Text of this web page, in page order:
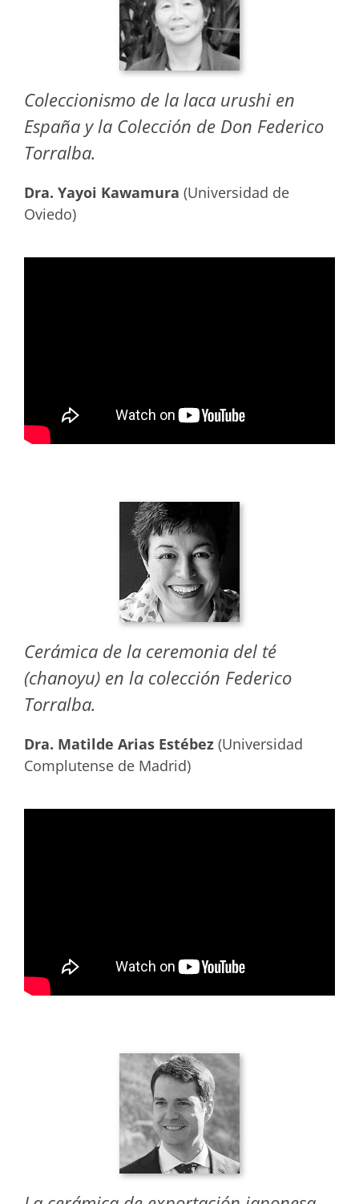
Coleccionismo de la laca urushi en
España y la Colección de Don Federico
Torralba.
Dra. Yayoi Kawamura (Universidad de
Oviedo)
Cerámica de la ceremonia del té
(chanoyu) en la colección Federico
Torralba.
Dra. Matilde Arias Estébez (Universidad
Complutense de Madrid)